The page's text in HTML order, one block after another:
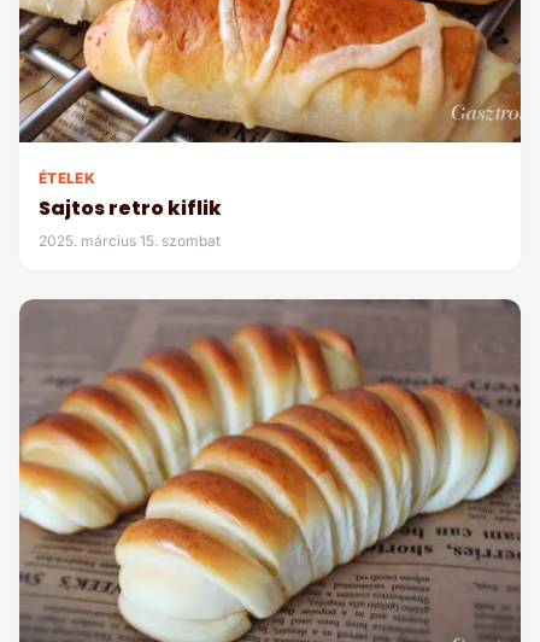
ÉTELEK
Sajtos retro kiflik
2025. március 15. szombat